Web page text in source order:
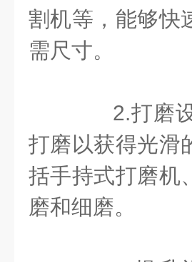
割机等，能够快
需尺寸。
2.打磨设
打磨以获得光滑
括手持式打磨机
磨和细磨。